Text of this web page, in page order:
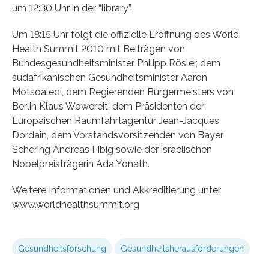
um 12:30 Uhr in der “library”.
Um 18:15 Uhr folgt die offizielle Eröffnung des World
Health Summit 2010 mit Beiträgen von
Bundesgesundheitsminister Philipp Rösler, dem
südafrikanischen Gesundheitsminister Aaron
Motsoaledi, dem Regierenden Bürgermeisters von
Berlin Klaus Wowereit, dem Präsidenten der
Europäischen Raumfahrtagentur Jean-Jacques
Dordain, dem Vorstandsvorsitzenden von Bayer
Schering Andreas Fibig sowie der israelischen
Nobelpreisträgerin Ada Yonath.
Weitere Informationen und Akkreditierung unter
www.worldhealthsummit.org
Gesundheitsforschung Gesundheitsherausforderungen